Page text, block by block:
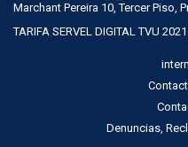
Marchant Pereira 10, Tercer Piso,
TARIFA SERVEL DIGITAL TVU 2021
Denuncias,